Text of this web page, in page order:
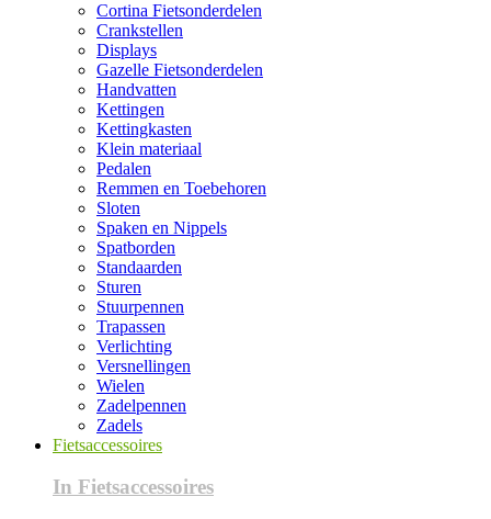
Cortina Fietsonderdelen
Crankstellen
Displays
Gazelle Fietsonderdelen
Handvatten
Kettingen
Kettingkasten
Klein materiaal
Pedalen
Remmen en Toebehoren
Sloten
Spaken en Nippels
Spatborden
Standaarden
Sturen
Stuurpennen
Trapassen
Verlichting
Versnellingen
Wielen
Zadelpennen
Zadels
Fietsaccessoires
In Fietsaccessoires